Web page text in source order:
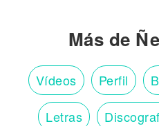
Más de
Vídeos Perfil
Letras